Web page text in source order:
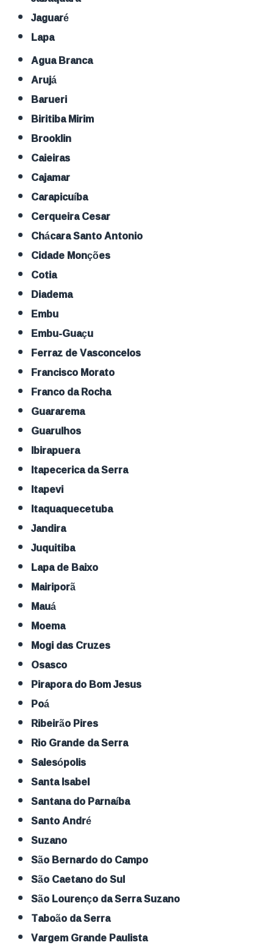
Jaguaré
Lapa
Agua Branca
Arujá
Barueri
Biritiba Mirim
Brooklin
Caieiras
Cajamar
Carapicuíba
Cerqueira Cesar
Chácara Santo Antonio
Cidade Monções
Cotia
Diadema
Embu
Embu-Guaçu
Ferraz de Vasconcelos
Francisco Morato
Franco da Rocha
Guararema
Guarulhos
Ibirapuera
Itapecerica da Serra
Itapevi
Itaquaquecetuba
Jandira
Juquitiba
Lapa de Baixo
Mairiporã
Mauá
Moema
Mogi das Cruzes
Osasco
Pirapora do Bom Jesus
Poá
Ribeirão Pires
Rio Grande da Serra
Salesópolis
Santa Isabel
Santana do Parnaíba
Santo André
Suzano
São Bernardo do Campo
São Caetano do Sul
São Lourenço da Serra Suzano
Taboão da Serra
Vargem Grande Paulista